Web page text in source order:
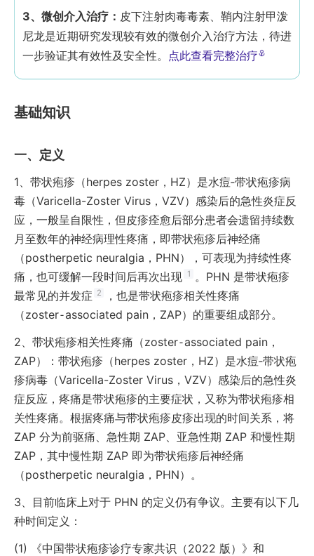
3、微创介入治疗： 皮下注射肉毒毒素、鞘内注射甲泼
尼龙是近期研究发现较有效的微创介入治疗方法，待进
一步验证其有效性及安全性。 点此查看完整治疗
基础知识
定义
1、 带状疱疹（herpes zoster，HZ）是水痘‐带状疱疹病
毒（Varicella-Zoster Virus，VZV）感染后的急性炎症反
应，一般呈自限性，但皮疹痊愈后部分患者会遗留持续数
月至数年的神经病理性疼痛，即带状疱疹后神经痛
（postherpetic neuralgia，PHN），可表现为持续性疼
痛，也可缓解一段时间后再次出现 1 。PHN 是带状疱疹
最常见的并发症 2
，也是带状疱疹相关性疼痛
（zoster⁃associated pain，ZAP）的重要组成部分。
2、 带状疱疹相关性疼痛（zoster⁃associated pain，
ZAP）：带状疱疹（herpes zoster，HZ）是水痘‐带状疱
疹病毒（Varicella-Zoster Virus，VZV）感染后的急性炎
症反应，疼痛是带状疱疹的主要症状，又称为带状疱疹相
关性疼痛。根据疼痛与带状疱疹皮疹出现的时间关系，将
ZAP 分为前驱痛、急性期 ZAP、亚急性期 ZAP 和慢性期
ZAP，其中慢性期 ZAP 即为带状疱疹后神经痛
（postherpetic neuralgia，PHN）。
3、 目前临床上对于 PHN 的定义仍有争议。主要有以下几
种时间定义：
(1)
《中国带状疱疹诊疗专家共识（2022 版）》和